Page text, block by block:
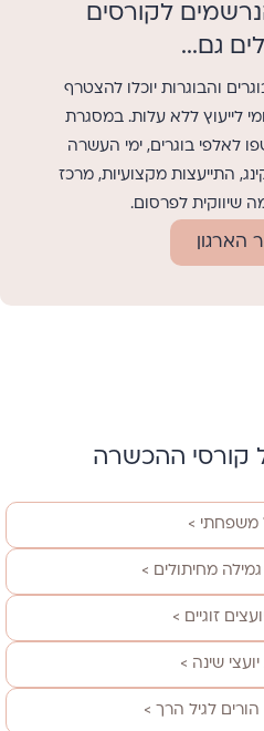
לקורסים
גם...
והבוגרות יוכלו להצטרף
לייעוץ ללא עלות. במסגרת
לאלפי בוגרים, ימי העשרה
התייעצות מקצועיות, מרכז
שיווקית לפרסום.
הארגון
קורסי ההכשרה
משפחתי >
מחיתולים >
זוגיים >
שינה >
לגיל הרך >